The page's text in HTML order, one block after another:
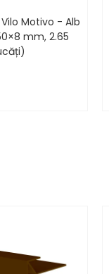
Motivo - Alb
mm, 2.65